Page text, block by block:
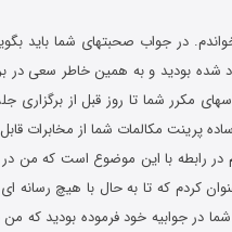
در جواب صحبتهای شما باید بگویم
بودید و به همین خاطر سعی در
مکرر شما تا روز قبل از برگزاری
پرینت مکالمات شما از مخابرات
کردم که تا به حال با هیچ رسانه
در جوابیه خود فرموده بودید که من